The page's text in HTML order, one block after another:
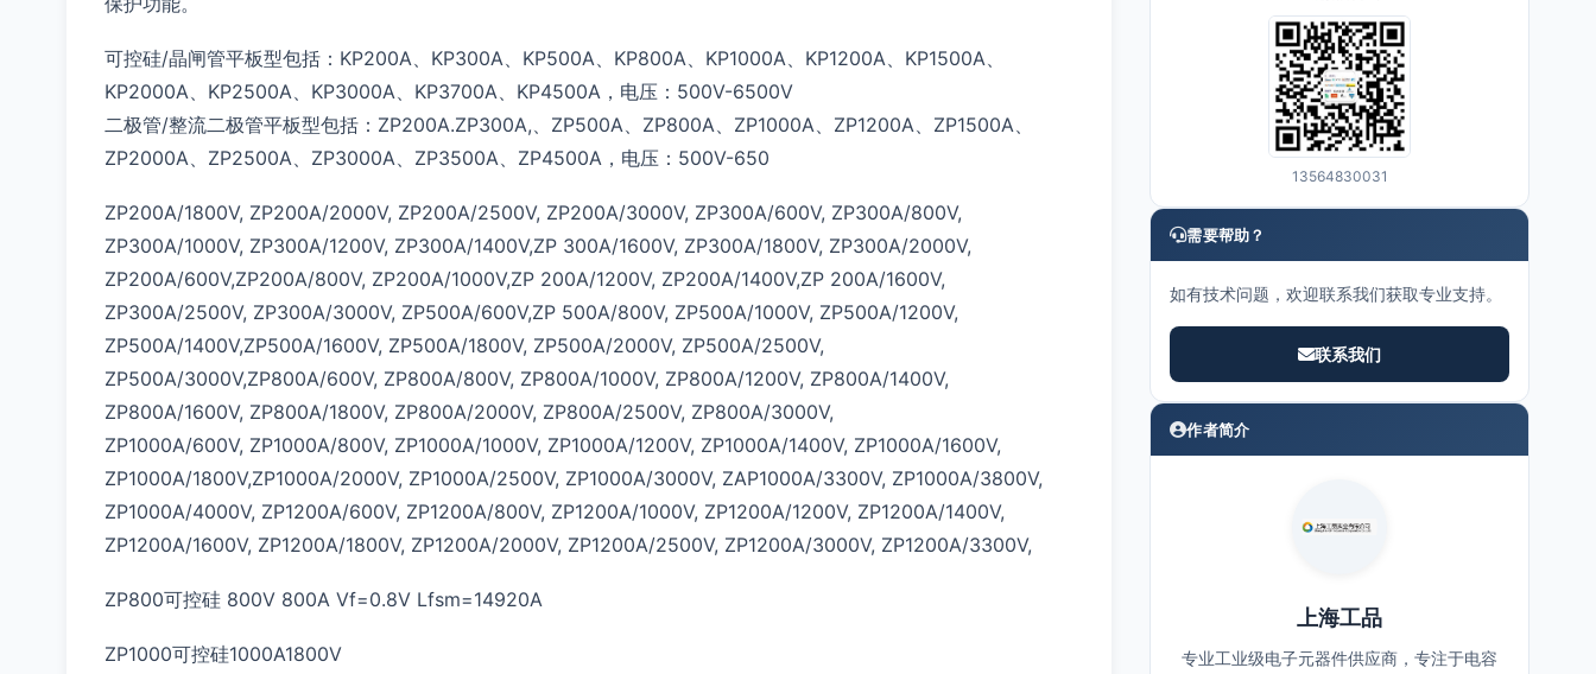
可控硅/晶闸管平板型包括：KP200A、KP300A、KP500A、KP800A、KP1000A、KP1200A、KP1500A、
KP2000A、KP2500A、KP3000A、KP3700A、KP4500A，电压：500V-6500V
二极管/整流二极管平板型包括：ZP200A.ZP300A,、ZP500A、ZP800A、ZP1000A、ZP1200A、ZP1500A、
ZP2000A、ZP2500A、ZP3000A、ZP3500A、ZP4500A，电压：500V-650
ZP200A/1800V, ZP200A/2000V, ZP200A/2500V, ZP200A/3000V, ZP300A/600V, ZP300A/800V,
ZP300A/1000V, ZP300A/1200V, ZP300A/1400V,ZP 300A/1600V, ZP300A/1800V, ZP300A/2000V,
ZP200A/600V,ZP200A/800V, ZP200A/1000V,ZP 200A/1200V, ZP200A/1400V,ZP 200A/1600V,
ZP300A/2500V, ZP300A/3000V, ZP500A/600V,ZP 500A/800V, ZP500A/1000V, ZP500A/1200V,
ZP500A/1400V,ZP500A/1600V, ZP500A/1800V, ZP500A/2000V, ZP500A/2500V,
ZP500A/3000V,ZP800A/600V, ZP800A/800V, ZP800A/1000V, ZP800A/1200V, ZP800A/1400V,
ZP800A/1600V, ZP800A/1800V, ZP800A/2000V, ZP800A/2500V, ZP800A/3000V,
ZP1000A/600V, ZP1000A/800V, ZP1000A/1000V, ZP1000A/1200V, ZP1000A/1400V, ZP1000A/1600V,
ZP1000A/1800V,ZP1000A/2000V, ZP1000A/2500V, ZP1000A/3000V, ZAP1000A/3300V, ZP1000A/3800V,
ZP1000A/4000V, ZP1200A/600V, ZP1200A/800V, ZP1200A/1000V, ZP1200A/1200V, ZP1200A/1400V,
ZP1200A/1600V, ZP1200A/1800V, ZP1200A/2000V, ZP1200A/2500V, ZP1200A/3000V, ZP1200A/3300V,
ZP800可控硅 800V 800A Vf=0.8V Lfsm=14920A
ZP1000可控硅1000A1800V
13564830031
需要帮助？
如有技术问题，欢迎联系我们获取专业支持。
联系我们
作者简介
上海工品
专业工业级电子元器件供应商，专注于电容